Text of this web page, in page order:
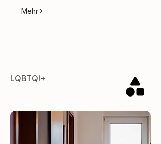
Mehr
LQBTQI+ 